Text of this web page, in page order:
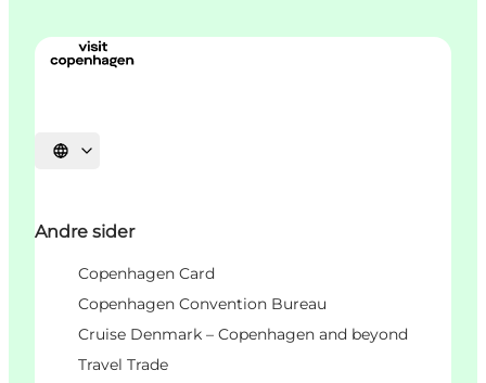
Select language
Andre sider
Copenhagen Card
Copenhagen Convention Bureau
Cruise Denmark – Copenhagen and beyond
Travel Trade